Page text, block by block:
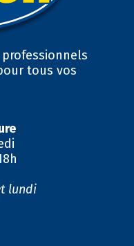
tous vos
lundi